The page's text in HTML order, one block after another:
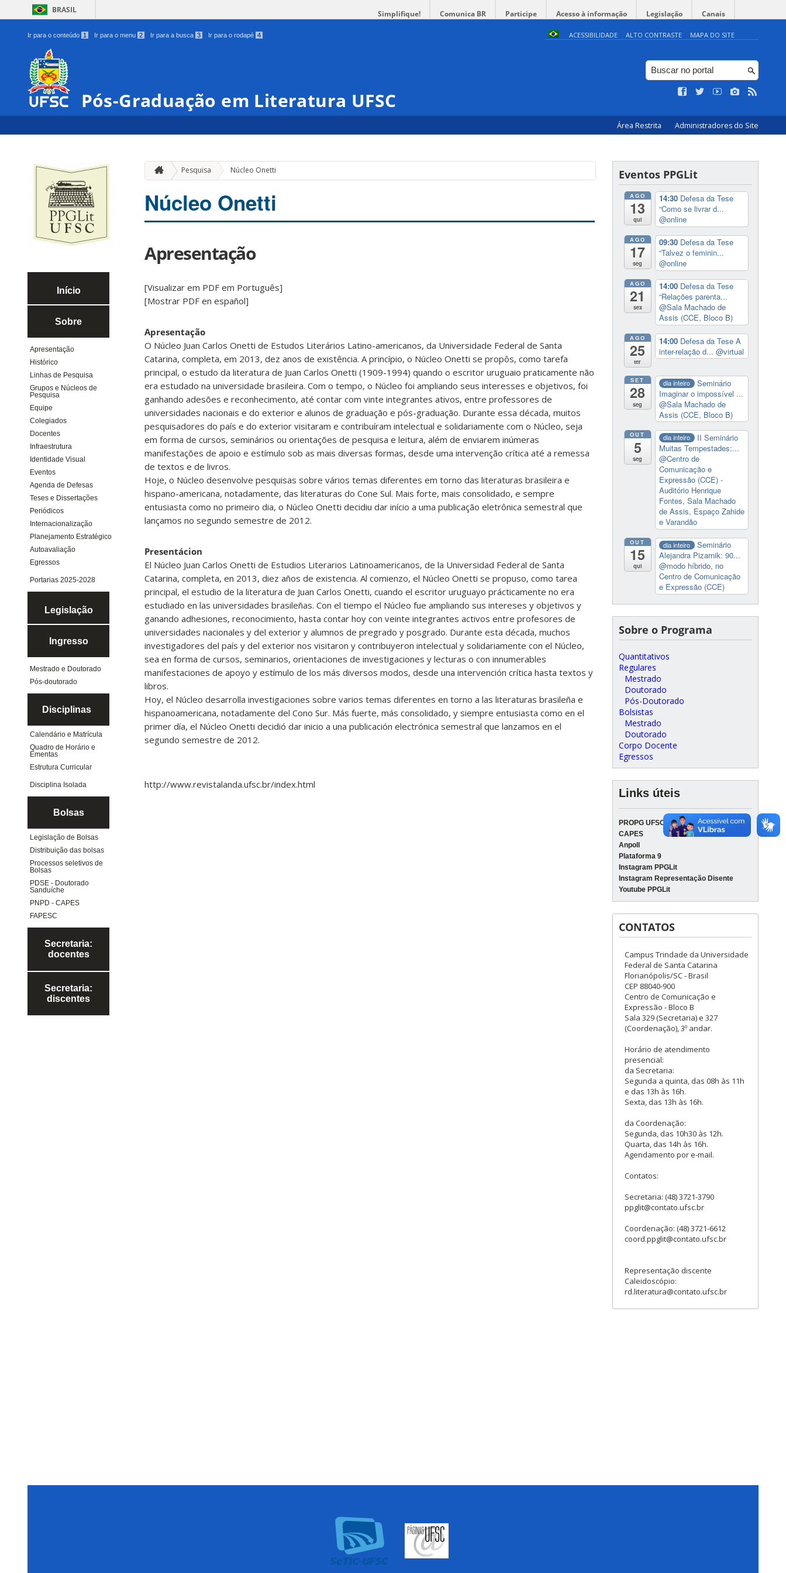
BRASIL Simplifique! Comunica BR Participe Acesso à informação Legislação Canais
Ir para o conteúdo 1 Ir para o menu 2 Ir para a busca 3 Ir para o rodapé 4 ACESSIBILIDADE ALTO CONTRASTE MAPA DO SITE
Pós-Graduação em Literatura UFSC
Área Restrita Administradores do Site
Início
Sobre
Apresentação
Histórico
Linhas de Pesquisa
Grupos e Núcleos de
Pesquisa
Equipe
Colegiados
Docentes
Infraestrutura
Identidade Visual
Eventos
Agenda de Defesas
Teses e Dissertações
Periódicos
Internacionalização
Planejamento Estratégico
Autoavaliação
Egressos
Portarias 2025-2028
Legislação
Ingresso
Mestrado e Doutorado
Pós-doutorado
Disciplinas
Calendário e Matrícula
Quadro de Horário e
Ementas
Estrutura Curricular
Disciplina Isolada
Bolsas
Legislação de Bolsas
Distribuição das bolsas
Processos seletivos de
Bolsas
PDSE - Doutorado
Sanduíche
PNPD - CAPES
FAPESC
Secretaria:
docentes
Secretaria:
discentes
Pesquisa Núcleo Onetti
Núcleo Onetti
Apresentação
[Visualizar em PDF em Português]
[Mostrar PDF en español]
Apresentação
O Núcleo Juan Carlos Onetti de Estudos Literários Latino-americanos, da Universidade Federal de Santa
Catarina, completa, em 2013, dez anos de existência. A princípio, o Núcleo Onetti se propôs, como tarefa
principal, o estudo da literatura de Juan Carlos Onetti (1909-1994) quando o escritor uruguaio praticamente não
era estudado na universidade brasileira. Com o tempo, o Núcleo foi ampliando seus interesses e objetivos, foi
ganhando adesões e reconhecimento, até contar com vinte integrantes ativos, entre professores de
universidades nacionais e do exterior e alunos de graduação e pós-graduação. Durante essa década, muitos
pesquisadores do país e do exterior visitaram e contribuíram intelectual e solidariamente com o Núcleo, seja
em forma de cursos, seminários ou orientações de pesquisa e leitura, além de enviarem inúmeras
manifestações de apoio e estímulo sob as mais diversas formas, desde uma intervenção crítica até a remessa
de textos e de livros.
Hoje, o Núcleo desenvolve pesquisas sobre vários temas diferentes em torno das literaturas brasileira e
hispano-americana, notadamente, das literaturas do Cone Sul. Mais forte, mais consolidado, e sempre
entusiasta como no primeiro dia, o Núcleo Onetti decidiu dar início a uma publicação eletrônica semestral que
lançamos no segundo semestre de 2012.
Presentácion
El Núcleo Juan Carlos Onetti de Estudios Literarios Latinoamericanos, de la Universidad Federal de Santa
Catarina, completa, en 2013, diez años de existencia. Al comienzo, el Núcleo Onetti se propuso, como tarea
principal, el estudio de la literatura de Juan Carlos Onetti, cuando el escritor uruguayo prácticamente no era
estudiado en las universidades brasileñas. Con el tiempo el Núcleo fue ampliando sus intereses y objetivos y
ganando adhesiones, reconocimiento, hasta contar hoy con veinte integrantes activos entre profesores de
universidades nacionales y del exterior y alumnos de pregrado y posgrado. Durante esta década, muchos
investigadores del país y del exterior nos visitaron y contribuyeron intelectual y solidariamente con el Núcleo,
sea en forma de cursos, seminarios, orientaciones de investigaciones y lecturas o con innumerables
manifestaciones de apoyo y estímulo de los más diversos modos, desde una intervención crítica hasta textos y
libros.
Hoy, el Núcleo desarrolla investigaciones sobre varios temas diferentes en torno a las literaturas brasileña e
hispanoamericana, notadamente del Cono Sur. Más fuerte, más consolidado, y siempre entusiasta como en el
primer día, el Núcleo Onetti decidió dar inicio a una publicación electrónica semestral que lanzamos en el
segundo semestre de 2012.
http://www.revistalanda.ufsc.br/index.html
Eventos PPGLit
AGO
13
qui
14:30 Defesa da Tese
“Como se livrar d...
@online
AGO
17
seg
09:30 Defesa da Tese
“Talvez o feminin...
@online
AGO
21
sex
14:00 Defesa da Tese
“Relações parenta...
@Sala Machado de
Assis (CCE, Bloco B)
AGO
25
ter
14:00 Defesa da Tese A
inter-relação d... @virtual
SET
28
seg
dia inteiro
Seminário
Imaginar o impossível ...
@Sala Machado de
Assis (CCE, Bloco B)
OUT
5
seg
dia inteiro
II Seminário
Muitas Tempestades:...
@Centro de
Comunicação e
Expressão (CCE) -
Auditório Henrique
Fontes, Sala Machado
de Assis, Espaço Zahide
e Varandão
OUT
15
qui
dia inteiro
Seminário
Alejandra Pizarnik: 90...
@modo híbrido, no
Centro de Comunicação
e Expressão (CCE)
Sobre o Programa
Quantitativos
Regulares
Mestrado
Doutorado
Pós-Doutorado
Bolsistas
Mestrado
Doutorado
Corpo Docente
Egressos
Links úteis
PROPG UFSC
CAPES
Anpoll
Plataforma 9
Instagram PPGLit
Instagram Representação Disente
Youtube PPGLit
CONTATOS
Campus Trindade da Universidade
Federal de Santa Catarina
Florianópolis/SC - Brasil
CEP 88040-900
Centro de Comunicação e
Expressão - Bloco B
Sala 329 (Secretaria) e 327
(Coordenação), 3º andar.
Horário de atendimento
presencial:
da Secretaria:
Segunda a quinta, das 08h às 11h
e das 13h às 16h.
Sexta, das 13h às 16h.
da Coordenação:
Segunda, das 10h30 às 12h.
Quarta, das 14h às 16h.
Agendamento por e-mail.
Contatos:
Secretaria: (48) 3721-3790
ppglit@contato.ufsc.br
Coordenação: (48) 3721-6612
coord.ppglit@contato.ufsc.br
Representação discente
Caleidoscópio:
rd.literatura@contato.ufsc.br